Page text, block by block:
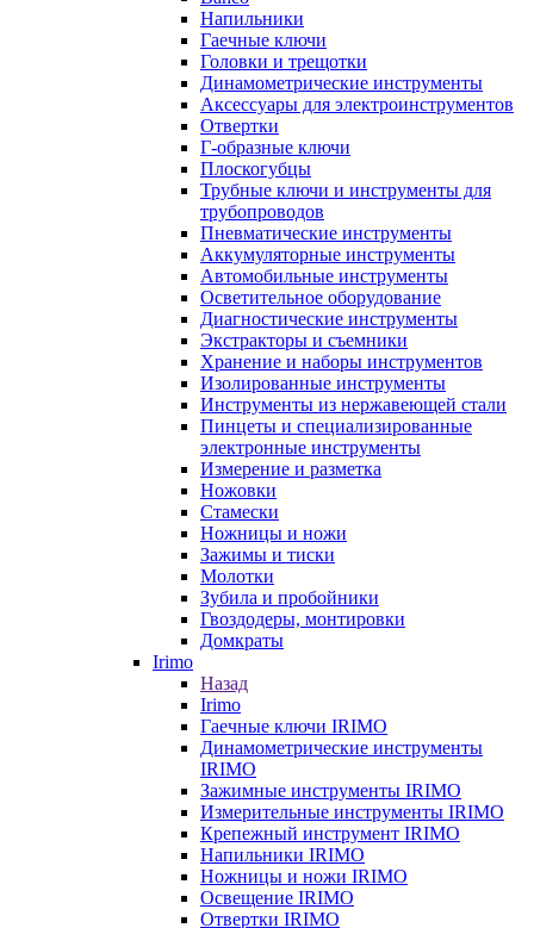
Напильники
Гаечные ключи
Головки и трещотки
Динамометрические инструменты
Аксессуары для электроинструментов
Отвертки
Г-образные ключи
Плоскогубцы
Трубные ключи и инструменты для
трубопроводов
Пневматические инструменты
Аккумуляторные инструменты
Автомобильные инструменты
Осветительное оборудование
Диагностические инструменты
Экстракторы и съемники
Хранение и наборы инструментов
Изолированные инструменты
Инструменты из нержавеющей стали
Пинцеты и специализированные
электронные инструменты
Измерение и разметка
Ножовки
Стамески
Ножницы и ножи
Зажимы и тиски
Молотки
Зубила и пробойники
Гвоздодеры, монтировки
Домкраты
Irimo
Назад
Irimo
Гаечные ключи IRIMO
Динамометрические инструменты
IRIMO
Зажимные инструменты IRIMO
Измерительные инструменты IRIMO
Крепежный инструмент IRIMO
Напильники IRIMO
Ножницы и ножи IRIMO
Освещение IRIMO
Отвертки IRIMO